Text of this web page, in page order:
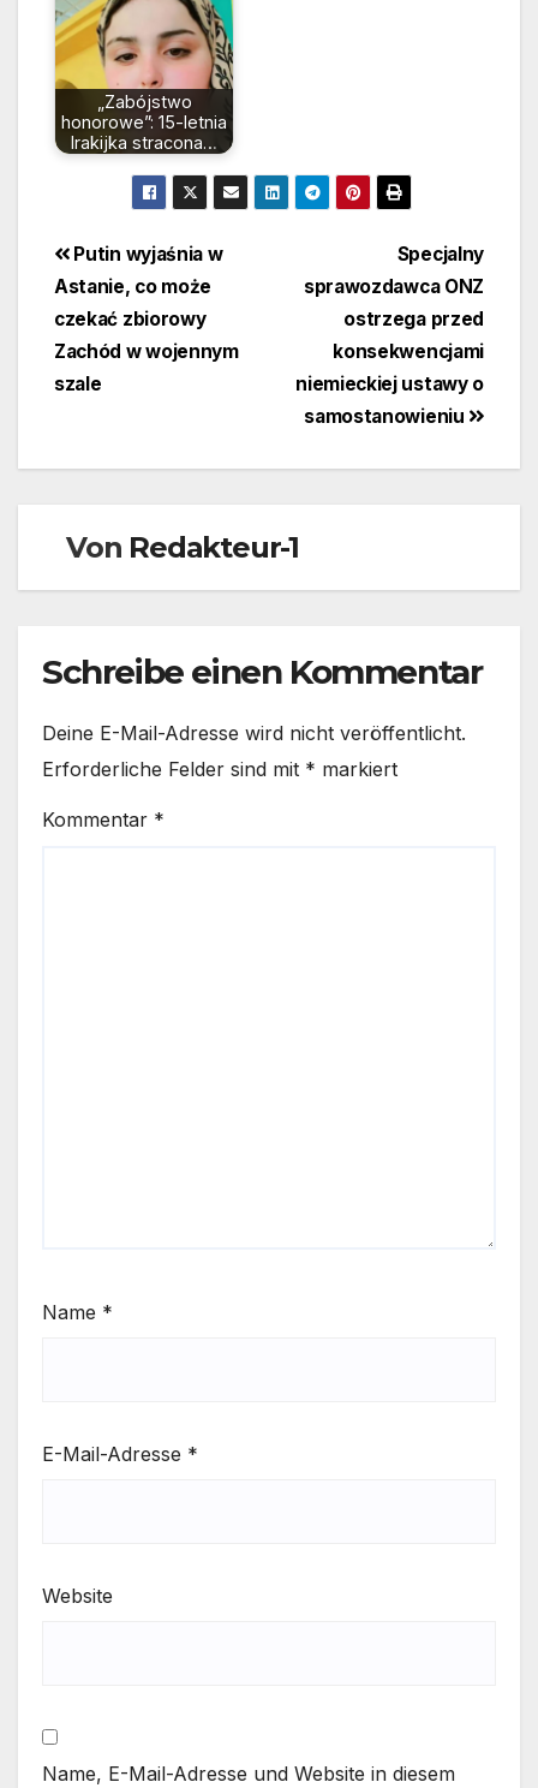
„Zabójstwo
honorowe”: 15-letnia
Irakijka stracona…
BeitragsnavigationSpecjalny
sprawozdawca ONZ
ostrzega przed
konsekwencjami
niemieckiej ustawy o
samostanowieniu
Putin wyjaśnia w
Astanie, co może
czekać zbiorowy
Zachód w wojennym
szale
Von Redakteur-1
Schreibe einen Kommentar
Deine E-Mail-Adresse wird nicht veröffentlicht.
Erforderliche Felder sind mit * markiert
Kommentar *
Name *
E-Mail-Adresse *
Website
Name, E-Mail-Adresse und Website in diesem